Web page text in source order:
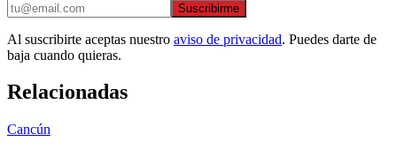
Suscribirme
Al suscribirte aceptas nuestro aviso de privacidad. Puedes darte de
baja cuando quieras.
Relacionadas
Cancún